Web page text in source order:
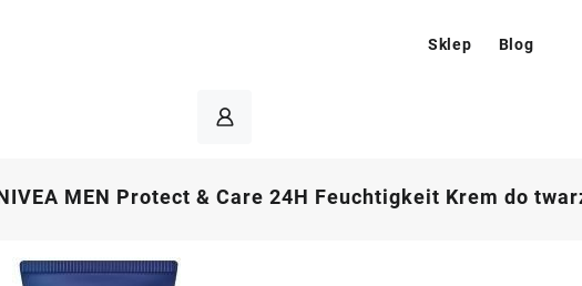
Sklep Blog
MEN Protect & Care 24H Feuchtigkeit Krem do